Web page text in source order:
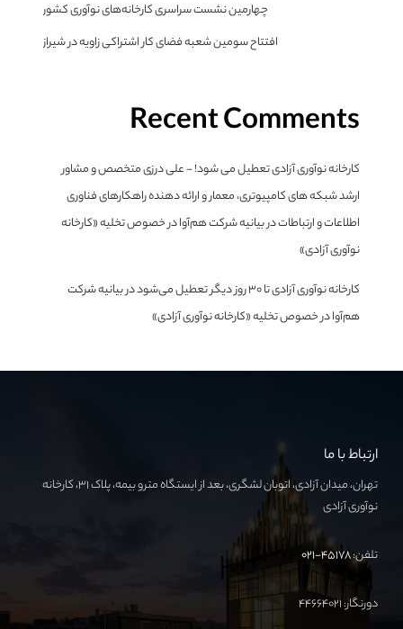
چهارمین نشست سراسری کارخانه‌های نوآوری کشور
افتتاح سومین شعبه فضای کار اشتراکی زاویه در شیراز
Recent Comments
کارخانه نوآوری آزادی تعطیل می شود! - علی درزی متخصص و مشاور
ارشد شبکه های کامپیوتری، معمار و ارائه دهنده راهکارهای فناوری
اطلاعات و ارتباطاتدربیانیه شرکت هم‌آوا در خصوص تخلیه «کارخانه
نوآوری آزادی»
کارخانه نوآوری آزادی تا ۳۰ روز دیگر تعطیل می‌شود دربیانیه شرکت
هم‌آوا در خصوص تخلیه «کارخانه نوآوری آزادی»
ارتباط با ما
تهران، میدان آزادی، اتوبان لشگری، بعد از ایستگاه مترو بیمه، پلاک ۳۱، کارخانه
نوآوری آزادی
تلفن:۴۵۱۷۸-۰۲۱
دورنگار: ۴۴۶۶۴۰۲۱